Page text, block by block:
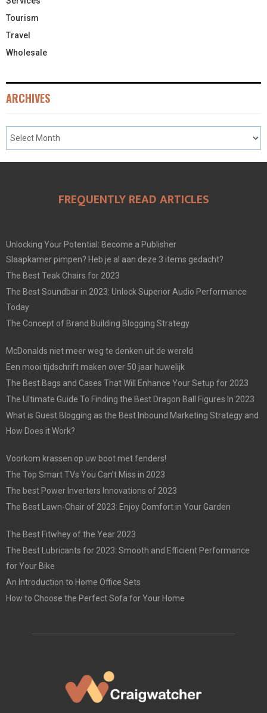
Tourism
Travel
Wholesale
ARCHIVES
FREQUENTLY READ ARTICLES
Unlocking Your Potential: Become a Publisher
Slaapkamer pimpen? Heb je al aan deze 3 items gedacht?
The Best Teak Chairs for 2023
The Best Soundbar in 2023: Unlock Superior Audio Performance
Today
The Concept of Brand Building Blogging Strategy
McDonalds niet meer weg te denken uit de wereld
Een mooi tijdschrift maken over 50 jaar huwelijk
The Best Bags and Cases That Will Enhance Your Setup for 2023
The Ultimate Guide To Finding the Best Dragon Ball Figures In 2023
What is Guest Blogging as the Best Inbound Marketing Strategy and
How Does it Work?
Voorkom krassen op uw boot met fenders!
The Top Smart TVs You Can’t Miss in 2023
The best Power Inverters Innovations of 2023
The Best Lawn-Chair of 2023: Enjoy Comfort in Your Garden
The Best Fitwhey of the Year 2023
The Best Lubricants for 2023: Smooth and Efficient Performance
for Your Bike
An Introduction to Home Office Sets
How to Choose the Perfect Sofa for Your Home